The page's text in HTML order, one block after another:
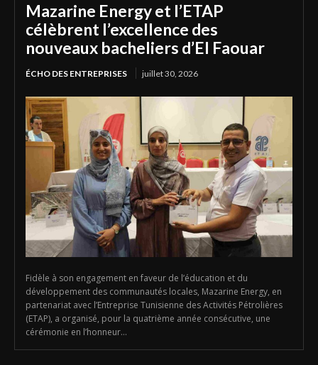
Mazarine Energy et l’ETAP
célèbrent l’excellence des
nouveaux bacheliers d’El Faouar
ÉCHO DES ENTREPRISES juillet 30, 2026
Fidèle à son engagement en faveur de l’éducation et du
développement des communautés locales, Mazarine Energy, en
partenariat avec l’Entreprise Tunisienne des Activités Pétrolières
(ETAP), a organisé, pour la quatrième année consécutive, une
cérémonie en l’honneur...